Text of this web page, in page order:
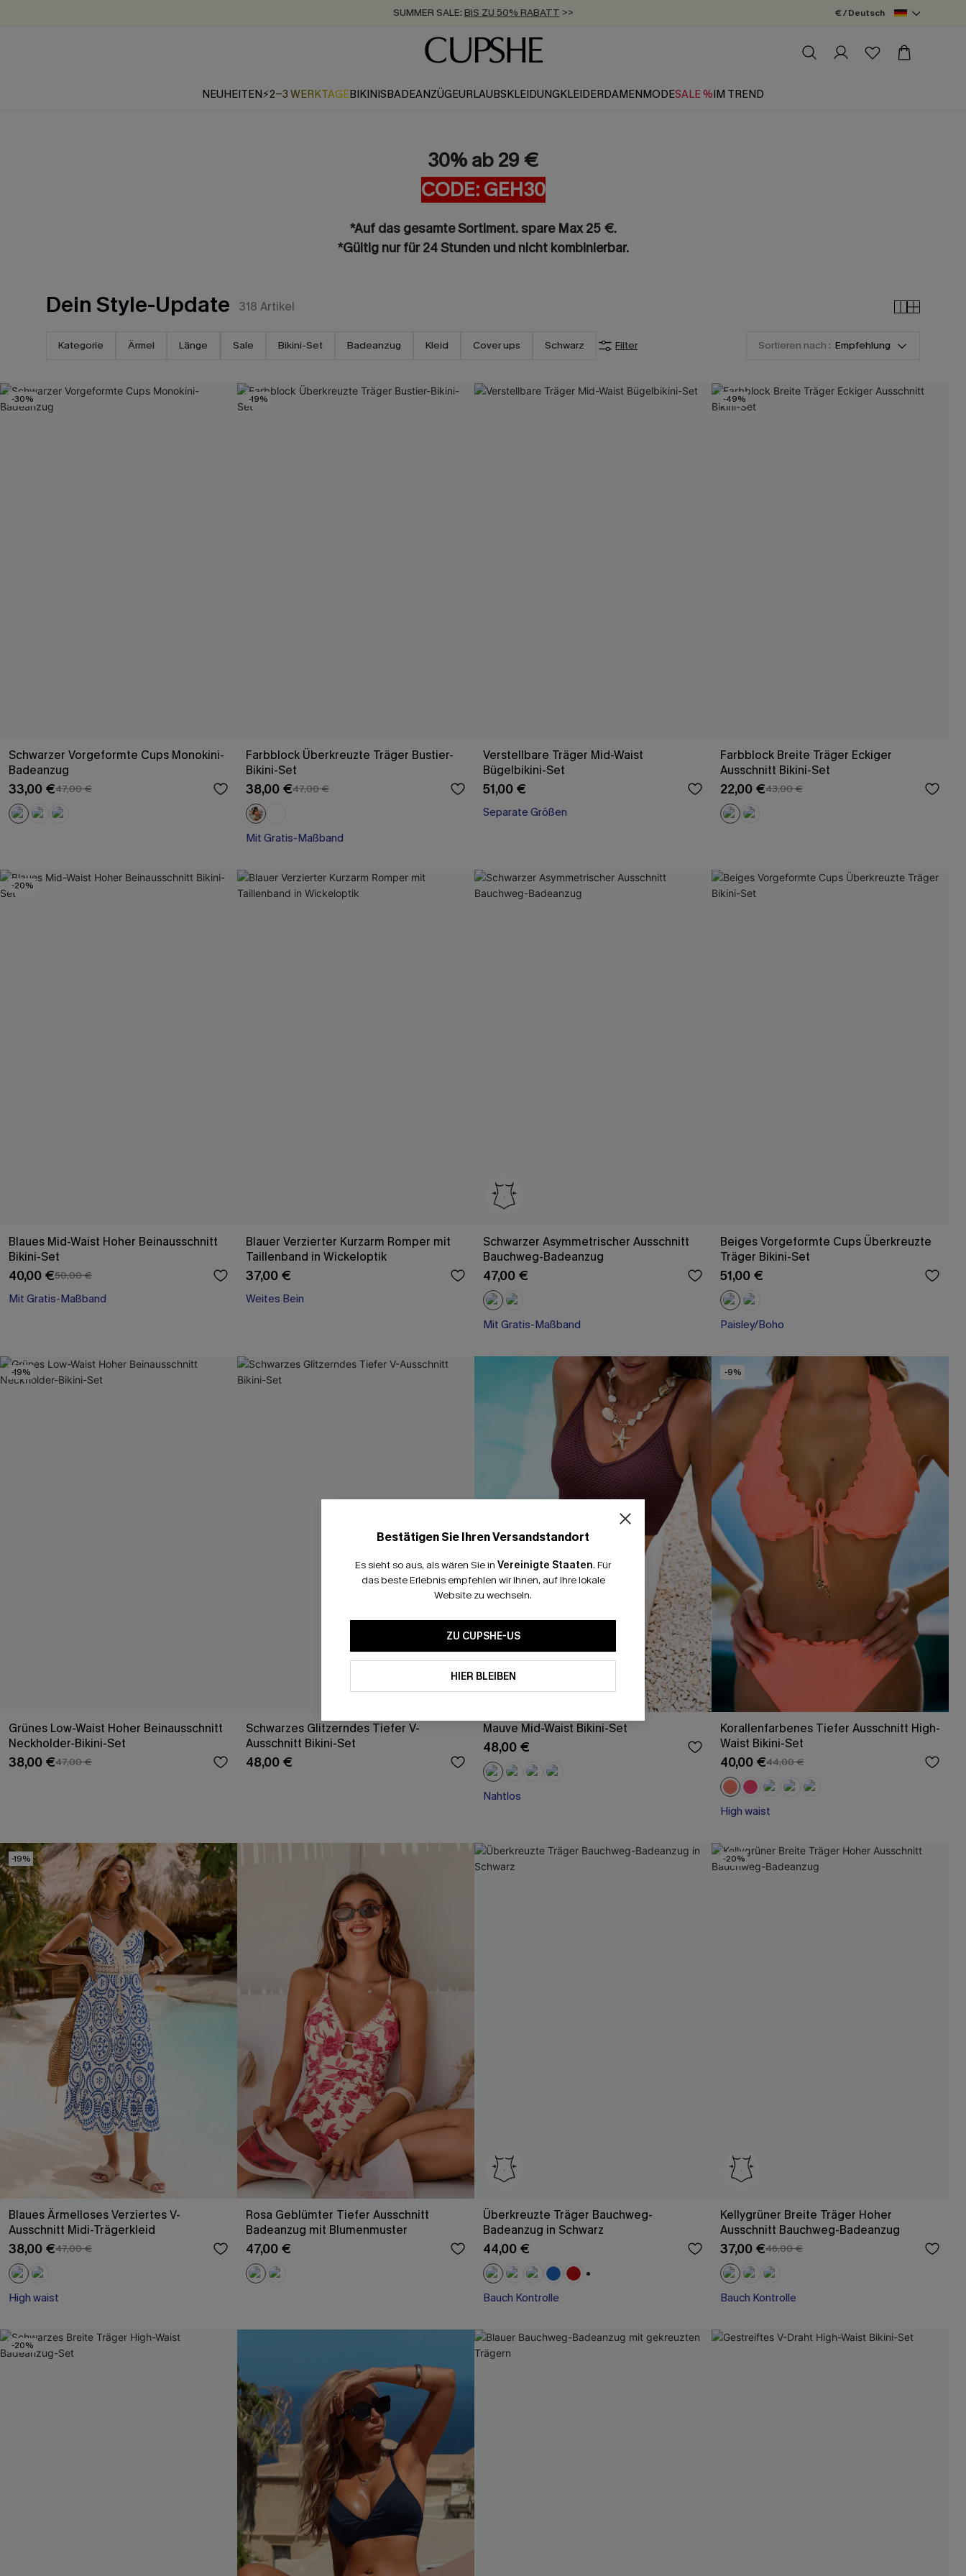
SUMMER SALE: BIS ZU 50% RABATT >>
ZUM NEWSLETTER:BIS ZU -20% EXTRA ERHALTEN
KOSTENLOSER VERSAND AB 89 €
€ / Deutsch
NEUHEITEN⚡2-3 WERKTAGEBIKINISBADEANZÜGEURLAUBSKLEIDUNGKLEIDERDAMENMODESALE %IM TREND
30% ab 29 €
CODE: GEH30
*Auf das gesamte Sortiment. spare Max 25 €.
*Gültig nur für 24 Stunden und nicht kombinierbar.
Dein Style-Update 318 Artikel
Kategorie Ärmel Länge Sale Bikini-Set Badeanzug Kleid Cover ups Schwarz Filter Sortieren nach : Empfehlung
-30%
Schwarzer Vorgeformte Cups Monokini-
Badeanzug
33,00 €47,00 €
-19%
Farbblock Überkreuzte Träger Bustier-
Bikini-Set
38,00 €47,00 €
Mit Gratis-Maßband
Mit Gratis-Maßband
Verstellbare Träger Mid-Waist
Bügelbikini-Set
51,00 €
Separate Größen
-49%
Farbblock Breite Träger Eckiger
Ausschnitt Bikini-Set
22,00 €43,00 €
-20%
Blaues Mid-Waist Hoher Beinausschnitt
Bikini-Set
40,00 €50,00 €
Mit Gratis-Maßband
Blauer Verzierter Kurzarm Romper mit
Taillenband in Wickeloptik
37,00 €
Weites Bein
Schwarzer Asymmetrischer Ausschnitt
Bauchweg-Badeanzug
47,00 €
Mit Gratis-Maßband
Mit Gratis-Maßband
Beiges Vorgeformte Cups Überkreuzte
Träger Bikini-Set
51,00 €
Paisley/Boho
-19%
Grünes Low-Waist Hoher Beinausschnitt
Neckholder-Bikini-Set
38,00 €47,00 €
Schwarzes Glitzerndes Tiefer V-
Ausschnitt Bikini-Set
48,00 €
Mauve Mid-Waist Bikini-Set
48,00 €
Nahtlos
-9%
Korallenfarbenes Tiefer Ausschnitt High-
Waist Bikini-Set
40,00 €44,00 €
High waist
-19%
Blaues Ärmelloses Verziertes V-
Ausschnitt Midi-Trägerkleid
38,00 €47,00 €
High waist
Rosa Geblümter Tiefer Ausschnitt
Badeanzug mit Blumenmuster
47,00 €
Überkreuzte Träger Bauchweg-
Badeanzug in Schwarz
44,00 €
Bauch Kontrolle
-20%
Kellygrüner Breite Träger Hoher
Ausschnitt Bauchweg-Badeanzug
37,00 €46,00 €
Bauch Kontrolle
-20%
Bestätigen Sie Ihren Versandstandort
Es sieht so aus, als wären Sie in Vereinigte Staaten. Für
das beste Erlebnis empfehlen wir Ihnen, auf Ihre lokale
Website zu wechseln.
ZU CUPSHE-US
HIER BLEIBEN